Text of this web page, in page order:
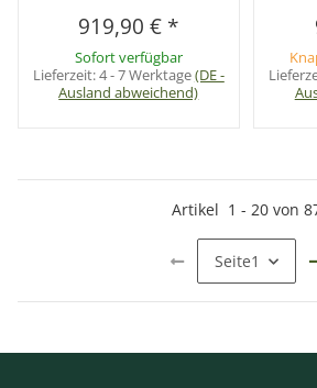
919,90 € *
Sofort verfügbar
Lieferzeit:4 - 7 Werktage(DE -
Ausland abweichend)
Artikel 1 - 20 von
Seite1